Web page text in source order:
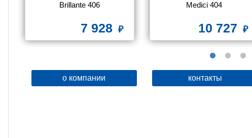
Brillante 406
7 928
Medici 404
10 727
о компании контакты